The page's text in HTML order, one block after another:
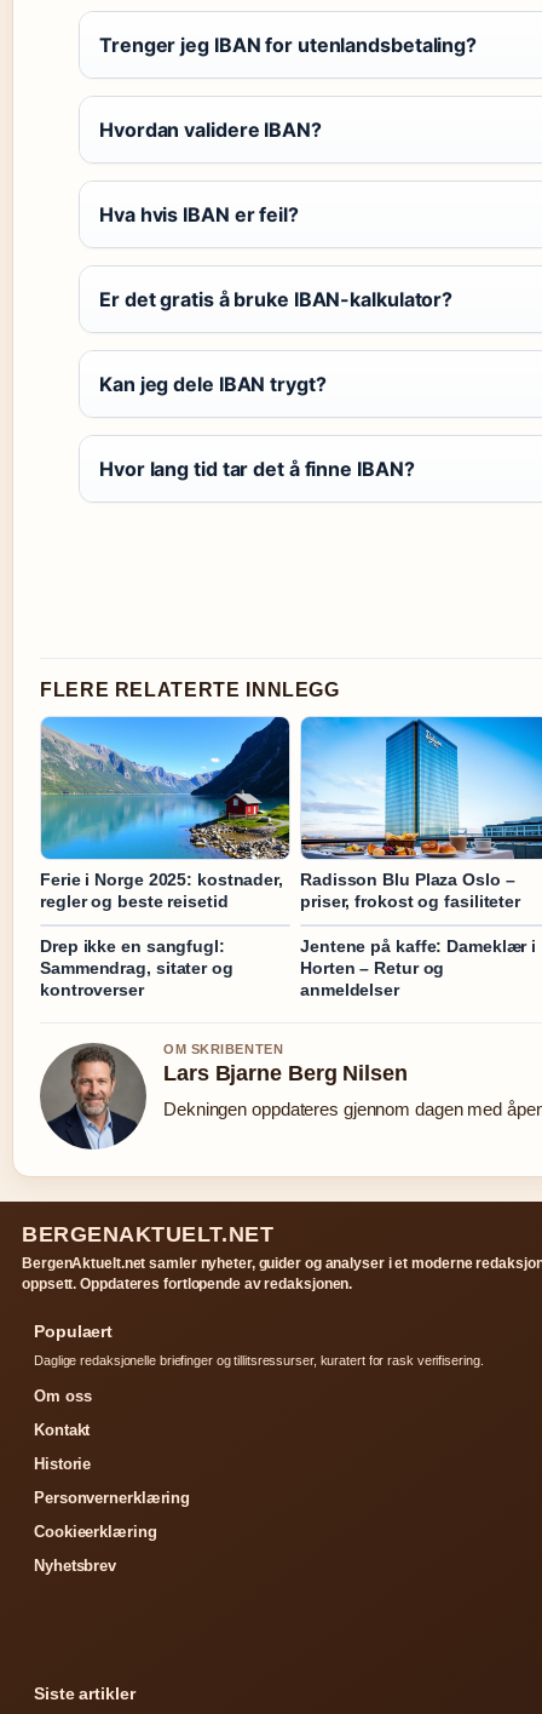
Trenger jeg IBAN for utenlandsbetaling?
Hvordan validere IBAN?
Hva hvis IBAN er feil?
Er det gratis å bruke IBAN-kalkulator?
Kan jeg dele IBAN trygt?
Hvor lang tid tar det å finne IBAN?
FLERE RELATERTE INNLEGG
Ferie i Norge 2025: kostnader,
regler og beste reisetid
Radisson Blu Plaza Oslo –
priser, frokost og fasiliteter
Drep ikke en sangfugl:
Sammendrag, sitater og
kontroverser
Jentene på kaffe: Dameklær i
Horten – Retur og
anmeldelser
OM SKRIBENTEN
Lars Bjarne Berg Nilsen
Dekningen oppdateres gjennom dagen med
BERGENAKTUELT.NET
BergenAktuelt.net samler nyheter, guider og analyser i et moderne
oppsett. Oppdateres fortlopende av redaksjonen.
Populaert
Daglige redaksjonelle briefinger og tillitsressurser, kuratert for rask verifisering.
Om oss
Kontakt
Historie
Personvernerklæring
Cookieerklæring
Nyhetsbrev
Siste artikler